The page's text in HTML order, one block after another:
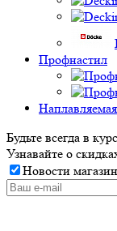
Профнастил
Будьте всегда в
Узнавайте о
Новости